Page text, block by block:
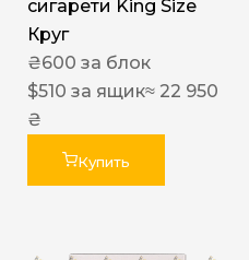
сигарети King Size
Круг
₴600 за блок
$510 за ящик≈ 22 950
₴
Купить